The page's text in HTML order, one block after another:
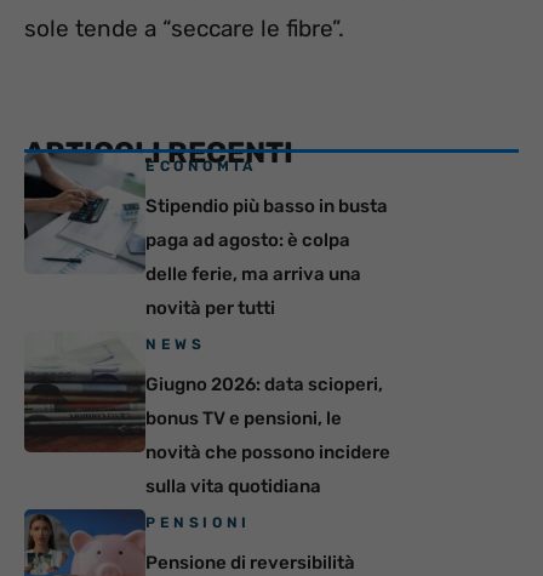
sole tende a “seccare le fibre”.
ARTICOLI RECENTI
ECONOMIA
Stipendio più basso in busta
paga ad agosto: è colpa
delle ferie, ma arriva una
novità per tutti
NEWS
Giugno 2026: data scioperi,
bonus TV e pensioni, le
novità che possono incidere
sulla vita quotidiana
PENSIONI
Pensione di reversibilità